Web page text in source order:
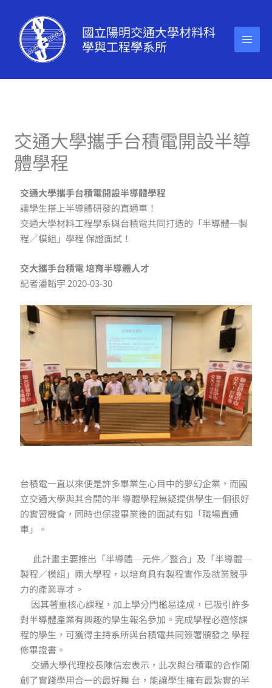
容
國立陽明交通大學材料科
學與工程學系所
交通大學攜手台積電開設半導
體學程
交通大學攜手台積電開設半導體學程
讓學生搭上半導體研發的直通車！
交通大學材料工程學系與台積電共同打造的「半導體─製
程／模組」學程 保證面試！
交大攜手台積電 培育半導體人才
記者潘韜宇 2020-03-30
台積電一直以來便是許多畢業生心目中的夢幻企業，而國
立交通大學與其合開的半 導體學程無疑提供學生一個很好
的實習機會，同時也保證畢業後的面試有如「職場直通
車」。
此計畫主要推出「半導體─元件／整合」及「半導體─
製程／模組」兩大學程，以培育具有製程實作及就業競爭
力的產業專才。
因其著重核心課程，加上學分門檻易達成，已吸引許多
對半導體產業有興趣的學生報名參加。完成學程必選修課
程的學生，可獲得主持系所與台積電共同簽署頒發之 學程
修畢證書。
交通大學代理校長陳信宏表示，此次與台積電的合作開
創了實踐學用合一的最好舞 台，能讓學生擁有最紮實的半